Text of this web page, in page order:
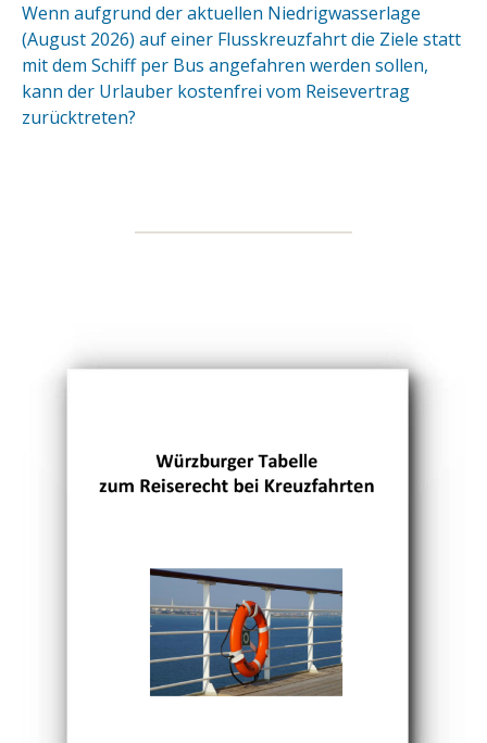
Wenn aufgrund der aktuellen Niedrigwasserlage
(August 2026) auf einer Flusskreuzfahrt die Ziele statt
mit dem Schiff per Bus angefahren werden sollen,
kann der Urlauber kostenfrei vom Reisevertrag
zurücktreten?